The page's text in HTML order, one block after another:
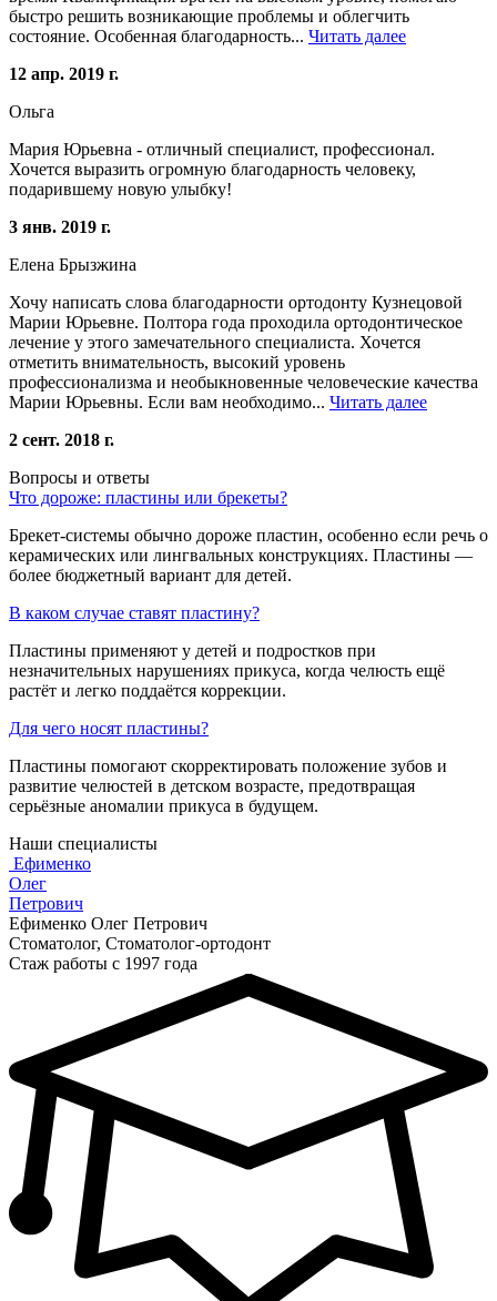
быстро решить возникающие проблемы и облегчить
состояние. Особенная благодарность... Читать далее
12 апр. 2019 г.
Ольга
Мария Юрьевна - отличный специалист, профессионал.
Хочется выразить огромную благодарность человеку,
подарившему новую улыбку!
3 янв. 2019 г.
Елена Брызжина
Хочу написать слова благодарности ортодонту Кузнецовой
Марии Юрьевне. Полтора года проходила ортодонтическое
лечение у этого замечательного специалиста. Хочется
отметить внимательность, высокий уровень
профессионализма и необыкновенные человеческие качества
Марии Юрьевны. Если вам необходимо... Читать далее
2 сент. 2018 г.
Вопросы и ответы
Что дороже: пластины или брекеты?
Брекет-системы обычно дороже пластин, особенно если речь о
керамических или лингвальных конструкциях. Пластины —
более бюджетный вариант для детей.
В каком случае ставят пластину?
Пластины применяют у детей и подростков при
незначительных нарушениях прикуса, когда челюсть ещё
растёт и легко поддаётся коррекции.
Для чего носят пластины?
Пластины помогают скорректировать положение зубов и
развитие челюстей в детском возрасте, предотвращая
серьёзные аномалии прикуса в будущем.
Наши специалисты
Ефименко
Олег
Петрович
Ефименко Олег Петрович
Стоматолог, Стоматолог-ортодонт
Стаж работы с 1997 года